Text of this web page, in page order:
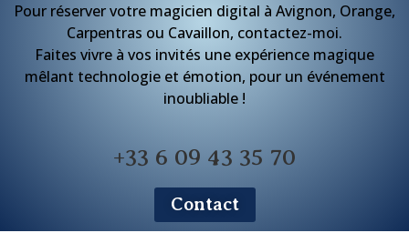
Pour réserver votre magicien digital à Avignon, Orange,
Carpentras ou Cavaillon, contactez-moi.
Faites vivre à vos invités une expérience magique
mêlant technologie et émotion, pour un événement
inoubliable !
+33 6 09 43 35 70
Contact